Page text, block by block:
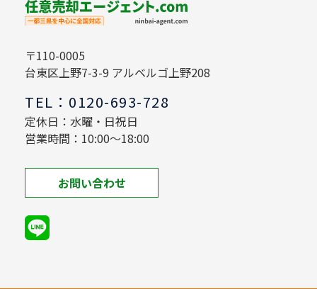
〒110-0005
台東区上野7-3-9 アルベルゴ上野208
TEL：0120-693-728
定休日：水曜・日祝日
営業時間：10:00～18:00
お問い合わせ